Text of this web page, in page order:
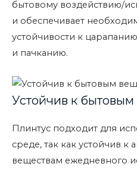
бытовому воздействию/
и обеспечивает
устойчивости к
и пачканию.
Устойчив к
Плинтус подходит для
среде, так как устойчив
веществам ежедневного